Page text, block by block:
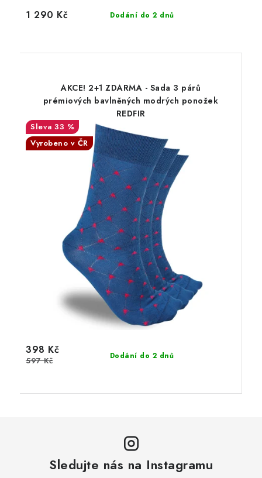
Dodání do 2 dnů
1 290 Kč
AKCE! 2+1 ZDARMA - Sada 3 párů
prémiových bavlněných modrých ponožek
REDFIR
33 %
Vyrobeno v ČR
Dodání do 2 dnů
398 Kč
597 Kč
Sledujte nás na Instagramu